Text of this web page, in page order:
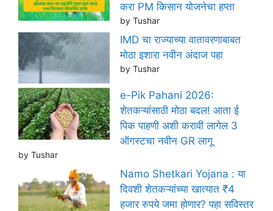
करा PM किसान योजनेचा हप्ता
by Tushar
IMD चा राज्याच्या वातावरणाबाबत
मोठा इशारा नवीन अंदाज पहा
by Tushar
e-Pik Pahani 2026:
शेतकऱ्यांसाठी मोठा बदल! आता ई
पिक पाहणी अशी करावी लागेल 3
ऑगस्टचा नवीन GR लागू
by Tushar
Namo Shetkari Yojana : या
दिवशी शेतकऱ्यांच्या खात्यात ₹4
हजार रुपये जमा होणार? पहा सविस्तर